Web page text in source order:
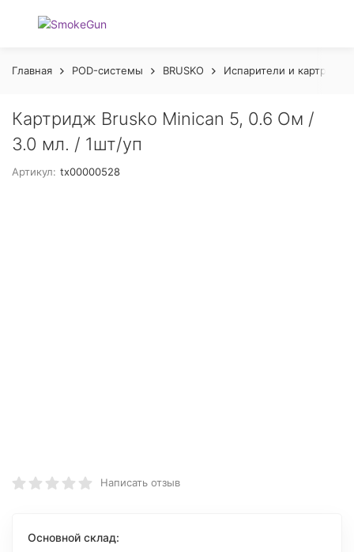
Главная POD-системы BRUSKO Испарители и картриджи
Картридж Brusko Minican 5, 0.6 Ом /
3.0 мл. / 1шт/уп
Артикул: tx00000528
Написать отзыв
Основной склад: